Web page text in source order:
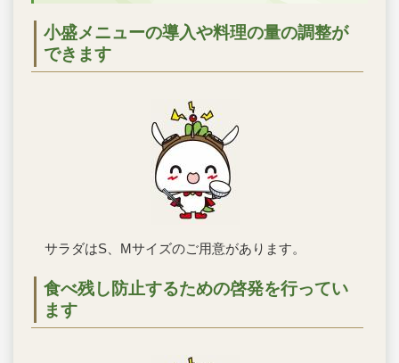
小盛メニューの導入や料理の量の調整が
できます
サラダはS、Mサイズのご用意があります。
食べ残し防止するための啓発を行ってい
ます